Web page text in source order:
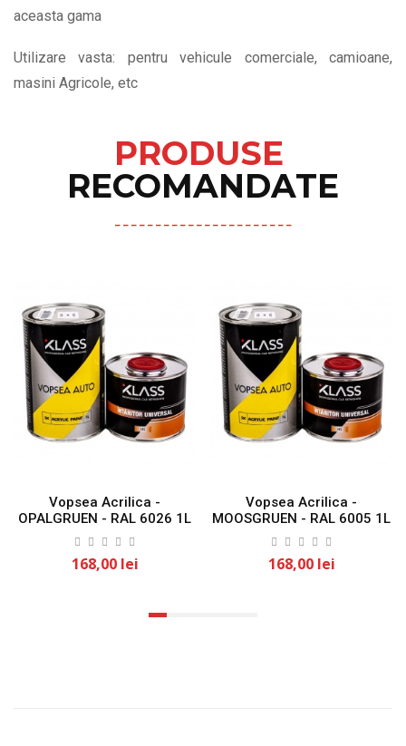
aceasta gama
Utilizare vasta: pentru vehicule comerciale, camioane,
masini Agricole, etc
PRODUSE
RECOMANDATE
Vopsea Acrilica -
OPALGRUEN - RAL 6026 1L
KLASS
168,00 lei
Vopsea Acrilica -
MOOSGRUEN - RAL 6005 1L
KLASS
168,00 lei